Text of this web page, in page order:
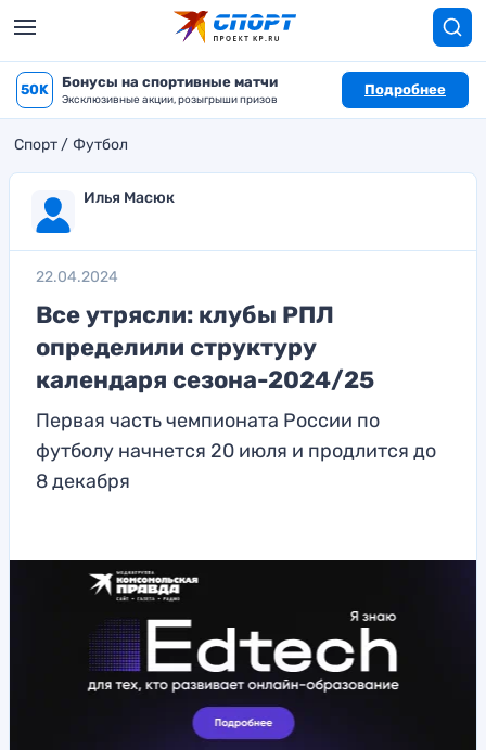
50K Бонусы на спортивные матчи
Эксклюзивные акции, розыгрыши призов
Подробнее
Спорт Футбол
Илья Масюк
22.04.2024
Все утрясли: клубы РПЛ
определили структуру
календаря сезона-2024/25
Первая часть чемпионата России по
футболу начнется 20 июля и продлится до
8 декабря